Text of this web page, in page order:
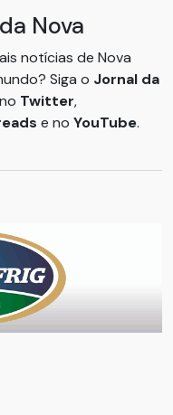
Nova
notícias de Nova
Siga o Jornal da
Twitter,
e no YouTube.